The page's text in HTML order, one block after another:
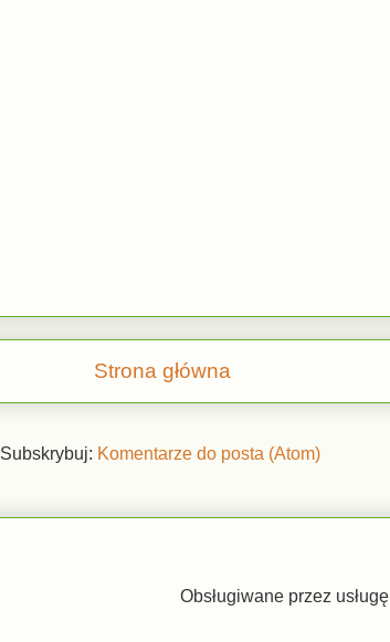
Strona główna
Subskrybuj: Komentarze do posta (Atom)
Obsługiwane przez usługę